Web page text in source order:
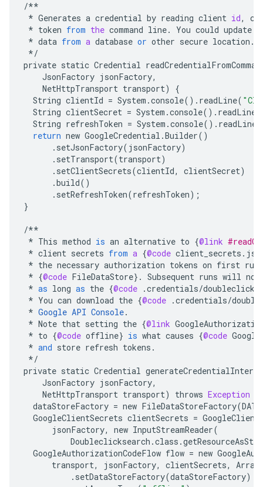
/**
* Generates a credential by reading client id,
* token from the command line. You could update
* data from a database or other secure location .
*/
private static Credential
JsonFactory jsonFactory,
NetHttpTransport transport)
{
String clientId = System .console() . readLine(
String clientSecret = System .console() . readLine
String refreshToken = System .console() . readLine
return new GoogleCredential .Builder()
. setJsonFactory( jsonFactory)
. setTransport(transport)
. setClientSecrets(clientId, clientSecret)
.build()
. setRefreshToken(refreshToken);
}
/**
* This method is an alternative to {@link
* client secrets from a {@code client_secrets .
* the necessary authorization tokens on first run
* {@code FileDataStore} . Subsequent runs will no
* as long as the {@code .credentials/
* You can download the {@code .credentials/
* Google API Console.
* Note that setting the {@link
* to {@code offline} is what causes {@code
* and store refresh tokens .
*/
private static Credential
JsonFactory jsonFactory,
NetHttpTransport transport) throws Exception
dataStoreFactory = new FileDataStoreFactory(
GoogleClientSecrets clientSecrets =
jsonFactory, new InputStreamReader(
Doubleclicksearch .class .
GoogleAuthorizationCodeFlow flow = new
transport, jsonFactory, clientSecrets,
. setDataStoreFactory(dataStoreFactory)